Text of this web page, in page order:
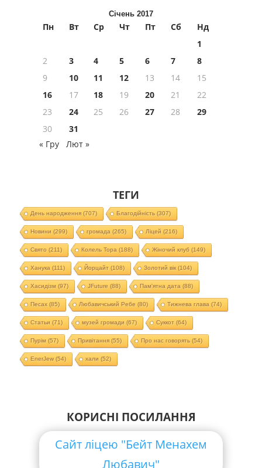
Січень 2017
Пн Вт Ср Чт Пт Сб
Нд
1
2
3 4 5 6 7
8
9
10 11 12 13 14
15
16
17 18 19 20 21
22
23
24 25 26 27 28
29
30
31
« Гру
Лют »
ТЕГИ
День народження(707) Благодійність (307)
Новини (299) громада (265) Ліцей (216)
Свято (211) Колель Тора (188) Жіночий клуб (149)
Ханука (111) Йорцайт (108) Золотий вік(104)
Хасидізм (97) JFuture (88) Пам'ятна дата (88)
Песах(85) Любавичський Ребе (80) Тижнева глава (74)
Статьи (71) музей громади (67) Суккот (64)
Пурім (57) Привітання(55) Про нас говорять (54)
EnerJew(54) хали (52)
КОРИСНІ ПОСИЛАННЯ
Сайт ліцею "Бейт Менахем
Любавич"